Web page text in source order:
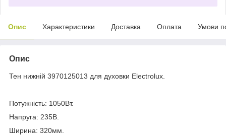
Опис Характеристики Доставка Оплата Умови
Опис
Тен нижній 3970125013 для духовки Electrolux.
Потужність: 1050Вт.
Напруга: 235В.
Ширина: 320мм.